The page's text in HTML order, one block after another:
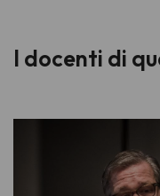
I docenti di